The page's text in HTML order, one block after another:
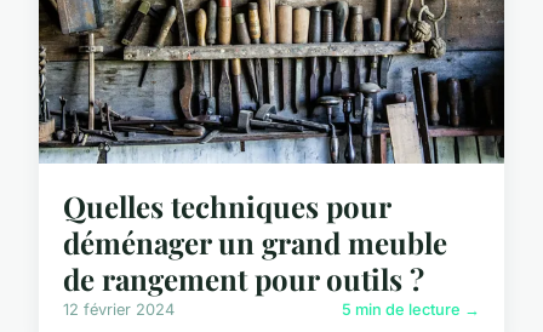
Quelles techniques pour
déménager un grand meuble
de rangement pour outils ?
12 février 2024 5 min de lecture →